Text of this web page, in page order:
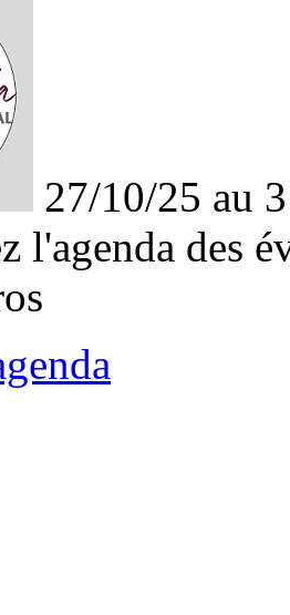
27/10/25 au
l'agenda des